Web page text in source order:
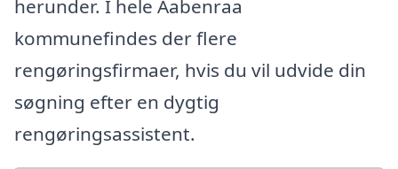
herunder. I hele Aabenraa
kommunefindes der flere
rengøringsfirmaer, hvis du vil udvide din
søgning efter en dygtig
rengøringsassistent.